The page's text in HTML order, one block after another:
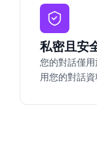
私密且安
您的對話僅
用您的對話資